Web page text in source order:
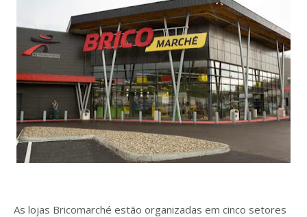
As lojas Bricomarché estão organizadas em cinco setores